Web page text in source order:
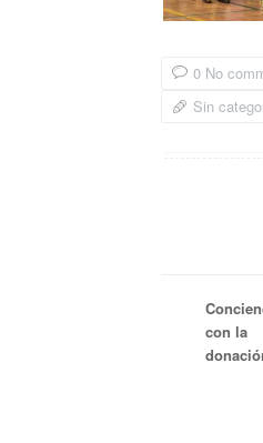
0 No
Sin
con la